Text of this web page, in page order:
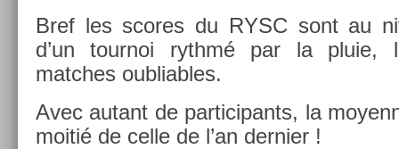
Bref les scores du RYSC sont au
d’un tour­noi rythmé par la pluie,
matches oub­li­ables.
Avec autant de par­ticipants, la
moitié de celle de l’an de­rni­er !